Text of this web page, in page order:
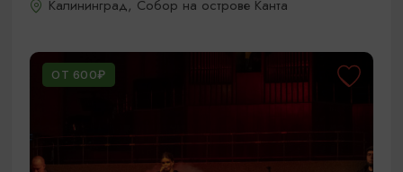
Калининград, Собор на острове Канта
ОТ 600₽